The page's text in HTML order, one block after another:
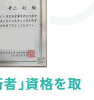
」資格を取